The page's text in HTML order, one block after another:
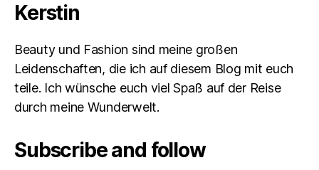
Kerstin
Beauty und Fashion sind meine großen
Leidenschaften, die ich auf diesem Blog mit euch
teile. Ich wünsche euch viel Spaß auf der Reise
durch meine Wunderwelt.
Subscribe and follow